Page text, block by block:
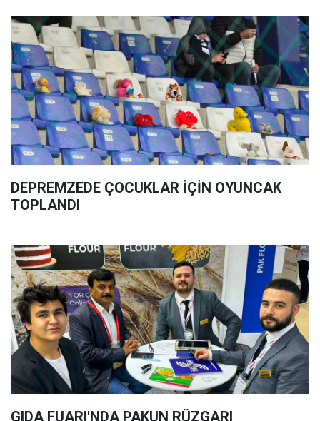
DEPREMZEDE ÇOCUKLAR İÇİN OYUNCAK
TOPLANDI
GIDA FUARI'NDA PAKUN RÜZGARI